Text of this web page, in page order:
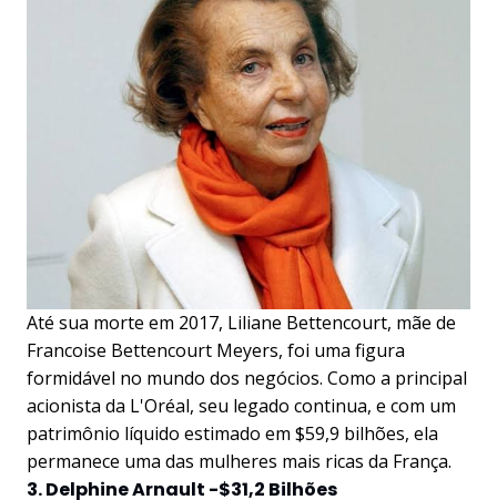
Até sua morte em 2017, Liliane Bettencourt, mãe de
Francoise Bettencourt Meyers, foi uma figura
formidável no mundo dos negócios. Como a principal
acionista da L'Oréal, seu legado continua, e com um
patrimônio líquido estimado em $59,9 bilhões, ela
permanece uma das mulheres mais ricas da França.
3. Delphine Arnault -$31,2 Bilhões